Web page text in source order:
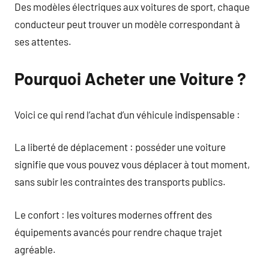
Des modèles électriques aux voitures de sport, chaque
conducteur peut trouver un modèle correspondant à
ses attentes.
Pourquoi Acheter une Voiture ?
Voici ce qui rend l’achat d’un véhicule indispensable :
La liberté de déplacement : posséder une voiture
signifie que vous pouvez vous déplacer à tout moment,
sans subir les contraintes des transports publics.
Le confort : les voitures modernes offrent des
équipements avancés pour rendre chaque trajet
agréable.